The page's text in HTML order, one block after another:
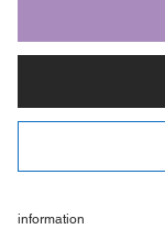
information